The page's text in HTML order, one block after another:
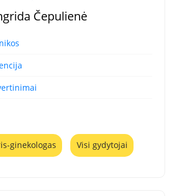
Čepulienė
ginekologas Visi gydytojai